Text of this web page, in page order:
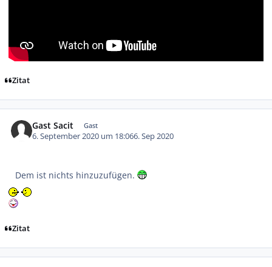
Zitat
Gast Sacit Gast
6. September 2020 um 18:066. Sep 2020
Dem ist nichts hinzuzufügen.
Zitat